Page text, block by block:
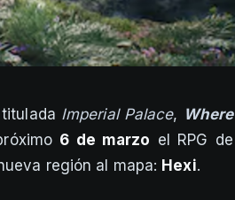
Imperial Palace, Where
6 de marzo el RPG de
región al mapa: Hexi.